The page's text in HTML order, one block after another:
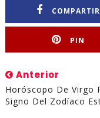
COMPARTIR
PIN
Anterior
Horóscopo De Virgo
Signo Del Zodíaco